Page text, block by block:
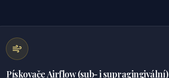
Pískovače Airflow (sub- i supragingivální)